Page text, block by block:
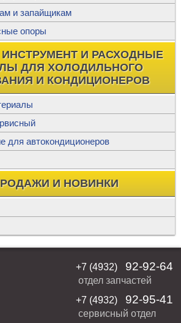
и запайщикам
опоры
И РАСХОДНЫЕ
ДЛЯ ХОЛОДИЛЬНОГО
И КОНДИЦИОНЕРОВ
для автокондиционеров
И НОВИНКИ
+7 (4932) 92-92-64
отдел запчастей
+7 (4932)
92-95-41
сервисный отдел